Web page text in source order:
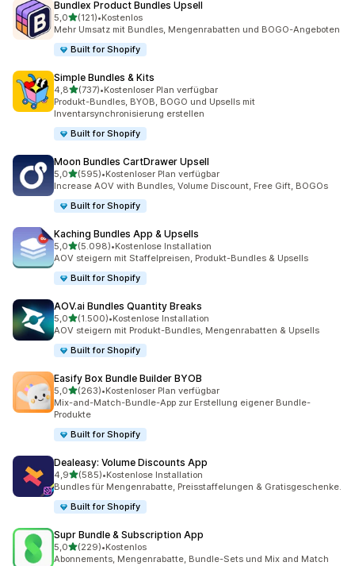
Bundlex Product Bundles Upsell
5,0von 5 Sternen
(121)
121 Rezensionen insgesamt
•Kostenlos
Mehr Umsatz mit Bundles, Mengenrabatten und BOGO-Angeboten
Built for Shopify
Simple Bundles & Kits
4,8von 5 Sternen
(737)
737 Rezensionen insgesamt
•Kostenloser Plan verfügbar
Produkt-Bundles, BYOB, BOGO und Upsells mit
Inventarsynchronisierung erstellen
Built for Shopify
Moon Bundles CartDrawer Upsell
5,0von 5 Sternen
(595)
595 Rezensionen insgesamt
•Kostenloser Plan verfügbar
Increase AOV with Bundles, Volume Discount, Free Gift, BOGOs
Built for Shopify
Kaching Bundles App & Upsells
5,0von 5 Sternen
(5.098)
5098 Rezensionen insgesamt
•Kostenlose Installation
AOV steigern mit Staffelpreisen, Produkt-Bundles & Upsells
Built for Shopify
AOV.ai Bundles Quantity Breaks
5,0von 5 Sternen
(1.500)
1500 Rezensionen insgesamt
•Kostenlose Installation
AOV steigern mit Produkt-Bundles, Mengenrabatten & Upsells
Built for Shopify
Easify Box Bundle Builder BYOB
5,0von 5 Sternen
(263)
263 Rezensionen insgesamt
•Kostenloser Plan verfügbar
Mix-and-Match-Bundle-App zur Erstellung eigener Bundle-
Produkte
Built for Shopify
Dealeasy: Volume Discounts App
4,9von 5 Sternen
(585)
585 Rezensionen insgesamt
•Kostenlose Installation
Bundles für Mengenrabatte, Preisstaffelungen & Gratisgeschenke.
Built for Shopify
Supr Bundle & Subscription App
5,0von 5 Sternen
(229)
229 Rezensionen insgesamt
•Kostenlos
Abonnements, Mengenrabatte, Bundle-Sets und Mix and Match